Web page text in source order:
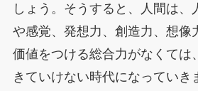
しょう。そうすると、人間は、
や感覚、発想力、創造力、想像
価値をつける総合力がなくては
きていけない時代になっていき